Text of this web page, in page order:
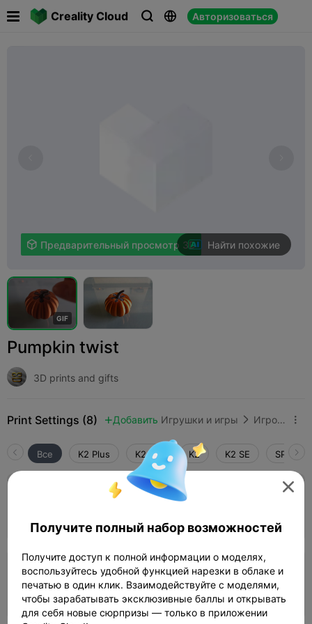
Creality Cloud   Авторизоваться
 Предварительный просмотр 3D Найти похожие
GIF
Pumpkin twist
3D prints and gifts
Print Settings (8)  Добавить Игрушки и игры  Игровой реквизит 
Все K2 Plus K2 Pro K2 K2 SE SPARKX
150%
0.2mm layer, 2 walls, 15% infill
2 plates 37.87g

Получите полный набор возможностей
Получите доступ к полной информации о моделях,
воспользуйтесь удобной функцией нарезки в облаке и
печатью в один клик. Взаимодействуйте с моделями,
чтобы зарабатывать эксклюзивные баллы и открывать
для себя новые сюрпризы — только в приложении